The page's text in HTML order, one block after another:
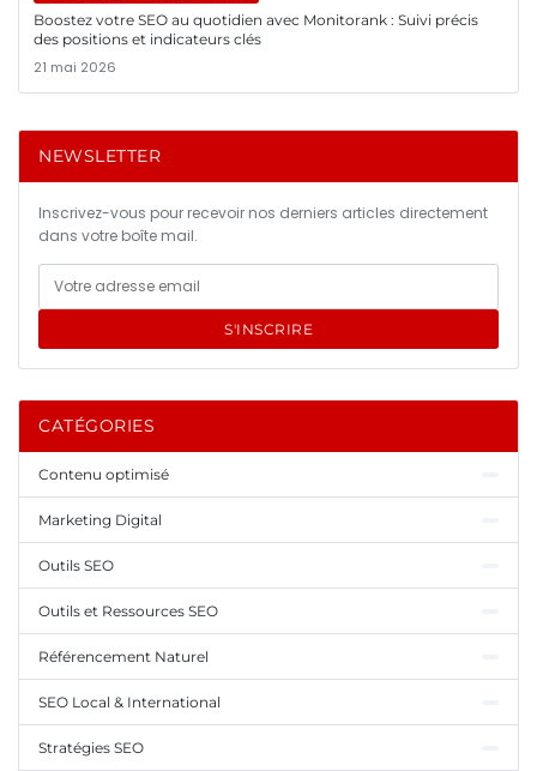
Boostez votre SEO au quotidien avec Monitorank : Suivi précis
des positions et indicateurs clés
21 mai 2026
NEWSLETTER
Inscrivez-vous pour recevoir nos derniers articles directement
dans votre boîte mail.
S'INSCRIRE
CATÉGORIES
Contenu optimisé
Marketing Digital
Outils SEO
Outils et Ressources SEO
Référencement Naturel
SEO Local & International
Stratégies SEO